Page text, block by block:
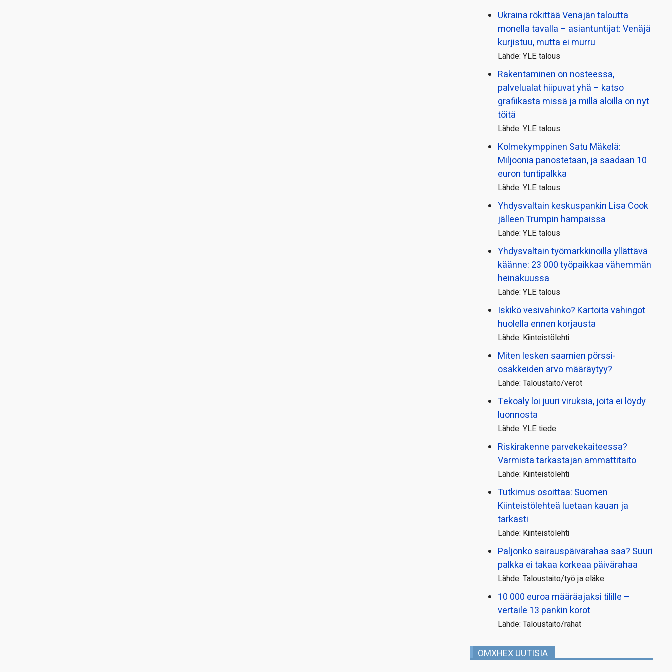
Ukraina rökittää Venäjän taloutta
monella tavalla – asiantuntijat: Venäjä
kurjistuu, mutta ei murru
Lähde: YLE talous
Rakentaminen on nosteessa,
palvelualat hiipuvat yhä – katso
grafiikasta missä ja millä aloilla on nyt
töitä
Lähde: YLE talous
Kolmekymppinen Satu Mäkelä:
Miljoonia panostetaan, ja saadaan 10
euron tuntipalkka
Lähde: YLE talous
Yhdysvaltain keskuspankin Lisa Cook
jälleen Trumpin hampaissa
Lähde: YLE talous
Yhdysvaltain työmarkkinoilla yllättävä
käänne: 23 000 työpaikkaa vähemmän
heinäkuussa
Lähde: YLE talous
Iskikö vesivahinko? Kartoita vahingot
huolella ennen korjausta
Lähde: Kiinteistölehti
Miten lesken saamien pörssi­
osakkeiden arvo määräytyy?
Lähde: Taloustaito/verot
Tekoäly loi juuri viruksia, joita ei löydy
luonnosta
Lähde: YLE tiede
Riskirakenne parvekekaiteessa?
Varmista tarkastajan ammattitaito
Lähde: Kiinteistölehti
Tutkimus osoittaa: Suomen
Kiinteistölehteä luetaan kauan ja
tarkasti
Lähde: Kiinteistölehti
Paljonko sairauspäivä­rahaa saa? Suuri
palkka ei takaa korkeaa päivärahaa
Lähde: Taloustaito/työ ja eläke
10 000 euroa määräajaksi tilille –
vertaile 13 pankin korot
Lähde: Taloustaito/rahat
OMXHEX UUTISIA